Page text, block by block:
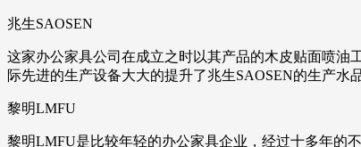
兆生SAOSEN
这家办公家具公司在成立之时以其产品的木皮贴面喷油
际先进的生产设备大大的提升了兆生SAOSEN的生产水
黎明LMFU
黎明LMFU是比较年轻的办公家具企业，经过十多年的